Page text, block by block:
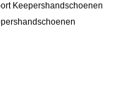
Keepershandschoenen